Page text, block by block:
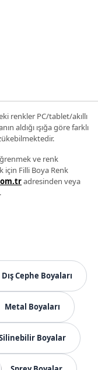
renkler PC/tablet/akıllı
aldığı ışığa göre farklı
ve renk
için Filli Boya Renk
adresinden veya
Dış Cephe Boyaları
Metal Boyaları
Boyalar